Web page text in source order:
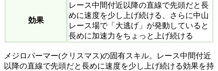
効果
レース中間付近以降の直線で先頭だと長
めに速度を少し上げ続ける、さらに中山
レース場で「大逃げ」が発動していると
長めに加速力をちょっと上げ続ける
メジロパーマー(クリスマス)の固有スキル。レース中間付近
以降の直線で先頭だと長めに速度を少し上げ続ける効果を持